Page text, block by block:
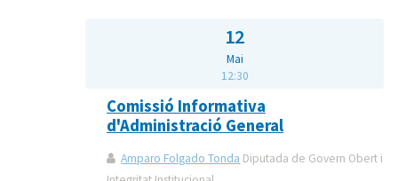
12
Mai
12:30
Comissió Informativa
d'Administració General
Amparo Folgado Tonda Diputada de Govern Obert i